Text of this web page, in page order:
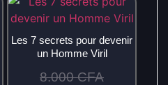
Les 7 secrets pour devenir
un Homme Viril
8.000CFA